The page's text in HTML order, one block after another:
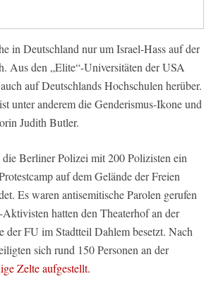
in Deutschland nur um Israel-Hass auf der
Aus den „Elite“-Universitäten der USA
auf Deutschlands Hochschulen herüber.
unter anderem die Genderismus-Ikone und
Judith Butler.
Berliner Polizei mit 200 Polizisten ein
auf dem Gelände der Freien
Es waren antisemitische Parolen gerufen
hatten den Theaterhof an der
der FU im Stadtteil Dahlem besetzt. Nach
sich rund 150 Personen an der
Zelte aufgestellt.